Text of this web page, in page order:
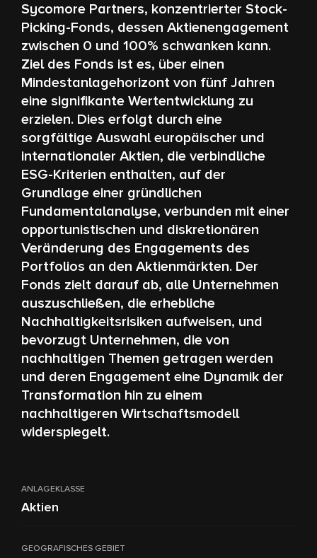
Sycomore Partners, konzentrierter Stock-
Picking-Fonds, dessen Aktienengagement
zwischen 0 und 100% schwanken kann.
Ziel des Fonds ist es, über einen
Mindestanlagehorizont von fünf Jahren
eine signifikante Wertentwicklung zu
erzielen. Dies erfolgt durch eine
sorgfältige Auswahl europäischer und
internationaler Aktien, die verbindliche
ESG-Kriterien enthalten, auf der
Grundlage einer gründlichen
Fundamentalanalyse, verbunden mit einer
opportunistischen und diskretionären
Veränderung des Engagements des
Portfolios an den Aktienmärkten. Der
Fonds zielt darauf ab, alle Unternehmen
auszuschließen, die erhebliche
Nachhaltigkeitsrisiken aufweisen, und
bevorzugt Unternehmen, die von
nachhaltigen Themen getragen werden
und deren Engagement eine Dynamik der
Transformation hin zu einem
nachhaltigeren Wirtschaftsmodell
widerspiegelt.
ANLAGEKLASSE
Aktien
GEOGRAFISCHES GEBIET